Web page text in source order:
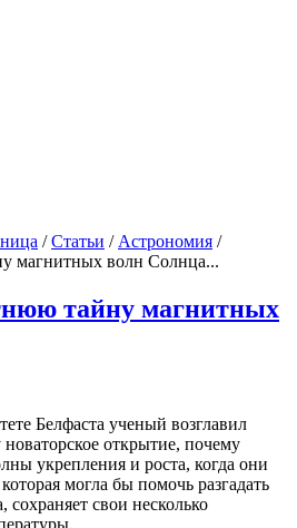
/ Статьи / Астрономия /
магнитных волн Солнца...
тайну магнитных
Белфаста ученый возглавил
открытие, почему
укрепления и роста, когда они
могла бы помочь разгадать
сохраняет свои несколько